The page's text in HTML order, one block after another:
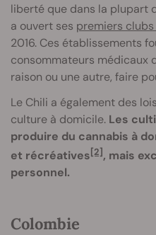
liberté que dans la plupart
a ouvert ses premiers
2016. Ces établissements
consommateurs médicaux
raison ou une autre, faire
Le Chili a également des
culture à domicile. Les
produire du cannabis à
et récréatives[2], mais
personnel.
Colombie